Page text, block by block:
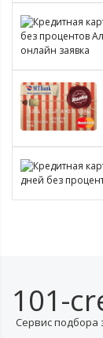
101-
Сервис подбора